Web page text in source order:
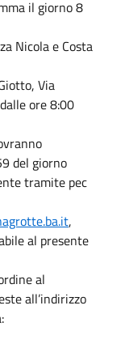
il giorno 8
Nicola e Costa
Via
ore 8:00
del giorno
tramite pec
,
al presente
al
all’indirizzo